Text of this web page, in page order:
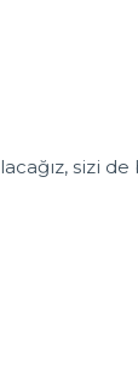
sizi de